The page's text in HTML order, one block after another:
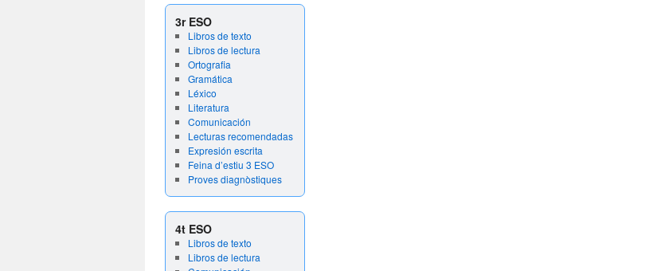
3r ESO
Libros de texto
Libros de lectura
Ortografia
Gramática
Léxico
Literatura
Comunicación
Lecturas recomendadas
Expresión escrita
Feina d’estiu 3 ESO
Proves diagnòstiques
4t ESO
Libros de texto
Libros de lectura